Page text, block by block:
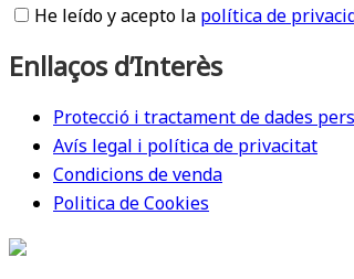
He leído y acepto la política de
Enllaços d’Interès
Protecció i tractament de dades
Avís legal i política de privacitat
Condicions de venda
Politica de Cookies